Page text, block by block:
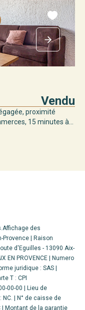
Vendu
proximité
15 minutes à...
des
Provence | Raison
d'Eguilles - 13090 Aix-
EN PROVENCE | Numero
juridique : SAS |
T : CPI
00-00 | Lieu de
| N° de caisse de
| Montant de la garantie